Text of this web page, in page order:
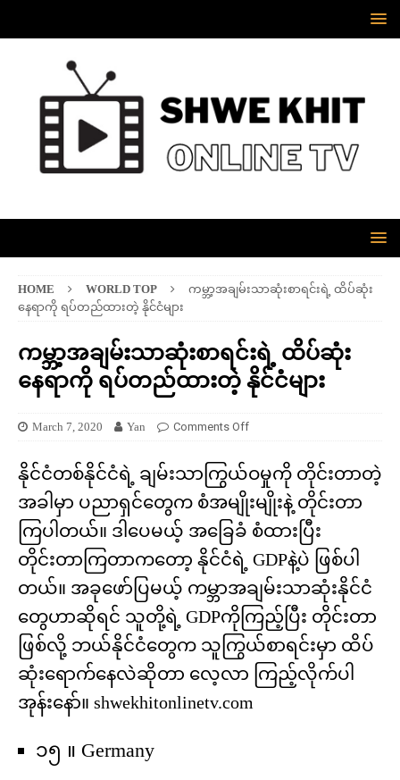
HOME WORLD TOP
ကမ္ဘာ့အချမ်းသာဆုံးစာရင်းရဲ့ ထိပ်ဆုံး
နေရာကို ရပ်တည်ထားတဲ့ နိုင်ငံများ
ကမ္ဘာ့အချမ်းသာဆုံးစာရင်းရဲ့ ထိပ်ဆုံး
နေရာကို ရပ်တည်ထားတဲ့ နိုင်ငံများ
March 7, 2020 Yan Comments Off
နိုင်ငံတစ်နိုင်ငံရဲ့ ချမ်းသာကြွယ်ဝမှုကို တိုင်းတာတဲ့
အခါမှာ ပညာရှင်တွေက စံအမျိုးမျိုးနဲ့ တိုင်းတာ
ကြပါတယ်။ ဒါပေမယ့် အခြေခံ စံထားပြီး
တိုင်းတာကြတာကတော့ နိုင်ငံရဲ့ GDPနဲ့ပဲ ဖြစ်ပါ
တယ်။ အခုဖော်ပြမယ့် ကမ္ဘာအချမ်းသာဆုံးနိုင်ငံ
တွေဟာဆိုရင် သူတို့ရဲ့ GDPကိုကြည့်ပြီး တိုင်းတာ
ဖြစ်လို့ ဘယ်နိုင်ငံတွေက သူကြွယ်စာရင်းမှာ ထိပ်
ဆုံးရောက်နေလဲဆိုတာ လေ့လာ ကြည့်လိုက်ပါ
အုန်းနော်။ shwekhitonlinetv.com
၁၅ ။ Germany